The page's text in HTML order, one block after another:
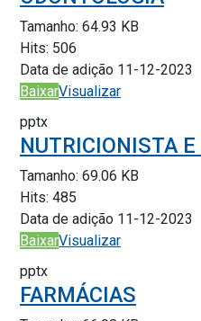
Tamanho: 64.93 KB
Hits: 506
Data de adição 11-12-2023
BaixarVisualizar
pptx
NUTRICIONISTA
Tamanho: 69.06 KB
Hits: 485
Data de adição 11-12-2023
BaixarVisualizar
pptx
FARMÁCIAS